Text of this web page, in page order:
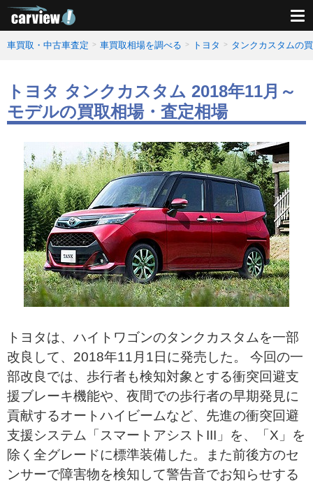
車買取・中古車査定 車買取相場を調べる トヨタ タンクカスタムの
トヨタ タンクカスタム 2018年11月～
モデルの買取相場・査定相場
トヨタは、ハイトワゴンのタンクカスタムを一部
改良して、2018年11月1日に発売した。 今回の一
部改良では、歩行者も検知対象とする衝突回避支
援ブレーキ機能や、夜間での歩行者の早期発見に
貢献するオートハイビームなど、先進の衝突回避
支援システム「スマートアシストIII」を、「X」を
除く全グレードに標準装備した。また前後方のセ
ンサーで障害物を検知して警告音でお知らせする